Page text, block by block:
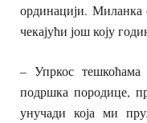
ординацији.
чекајући још коју
– Упркос
подршка породице,
унучади која ми